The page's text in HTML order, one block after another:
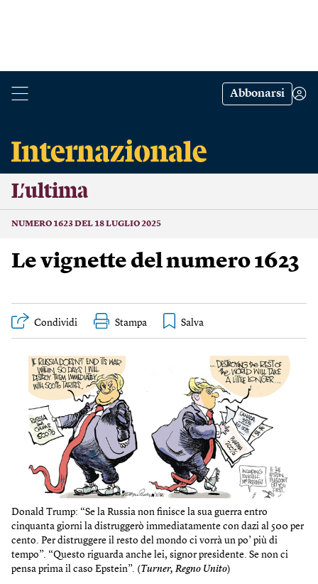
Abbonarsi
L’ultima
NUMERO 1623 DEL 18 LUGLIO 2025
Le vignette del numero 1623
Condividi Stampa
Donald Trump: “Se la Russia non finisce la sua guerra entro
cinquanta giorni la distruggerò immediatamente con dazi al 500 per
cento. Per distruggere il resto del mondo ci vorrà un po’ più di
tempo”. “Questo riguarda anche lei, signor presidente. Se non ci
pensa prima il caso Epstein”. (Turner, Regno Unito)